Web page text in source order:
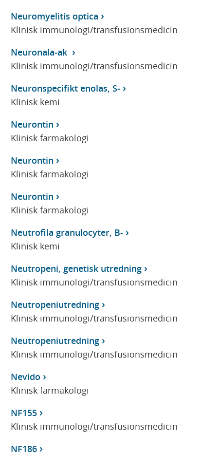
Neuromyelitis optica
Klinisk immunologi/transfusionsmedicin
Neuronala-ak
Klinisk immunologi/transfusionsmedicin
Neuronspecifikt enolas, S-
Klinisk kemi
Neurontin
Klinisk farmakologi
Neurontin
Klinisk farmakologi
Neurontin
Klinisk farmakologi
Neutrofila granulocyter, B-
Klinisk kemi
Neutropeni, genetisk utredning
Klinisk immunologi/transfusionsmedicin
Neutropeniutredning
Klinisk immunologi/transfusionsmedicin
Neutropeniutredning
Klinisk immunologi/transfusionsmedicin
Nevido
Klinisk farmakologi
NF155
Klinisk immunologi/transfusionsmedicin
NF186